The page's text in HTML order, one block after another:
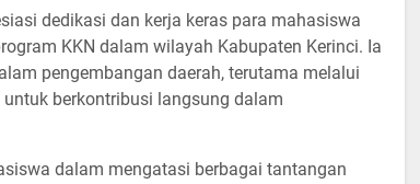
dedikasi dan kerja keras para mahasiswa
KKN dalam wilayah Kabupaten Kerinci. Ia
pengembangan daerah, terutama melalui
berkontribusi langsung dalam
dalam mengatasi berbagai tantangan